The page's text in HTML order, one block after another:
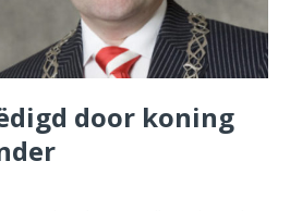
door koning